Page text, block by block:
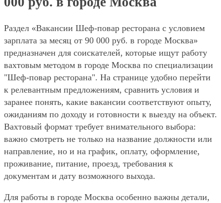
Раздел «Вакансии Шеф-повар ресторана с условием
зарплата за месяц от 90 000 руб. в городе Москва»
предназначен для соискателей, которые ищут работу
вахтовым методом в городе Москва по специализации
"Шеф-повар ресторана". На странице удобно перейти
к релевантным предложениям, сравнить условия и
заранее понять, какие вакансии соответствуют опыту,
ожиданиям по доходу и готовности к выезду на объект.
Вахтовый формат требует внимательного выбора:
важно смотреть не только на название должности или
направление, но и на график, оплату, оформление,
проживание, питание, проезд, требования к
документам и дату возможного выхода.
Для работы в городе Москва особенно важны детали,